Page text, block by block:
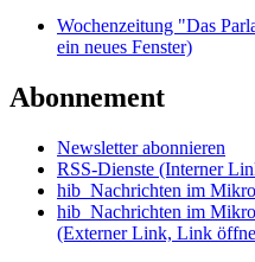
Wochenzeitung "Das
ein neues Fenster)
Abonnement
Newsletter abonnieren
RSS-Dienste (Interner
hib_Nachrichten im
hib_Nachrichten im
(Externer Link, Link